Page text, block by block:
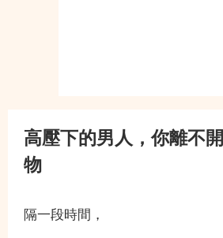
高壓下的男人，你離不
物
隔一段時間，